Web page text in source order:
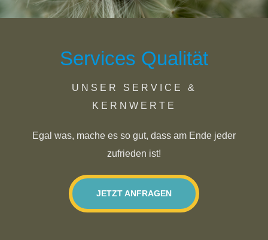
Services Qualität
UNSER SERVICE &
KERNWERTE
Egal was, mache es so gut, dass am Ende jeder
zufrieden ist!
JETZT ANFRAGEN